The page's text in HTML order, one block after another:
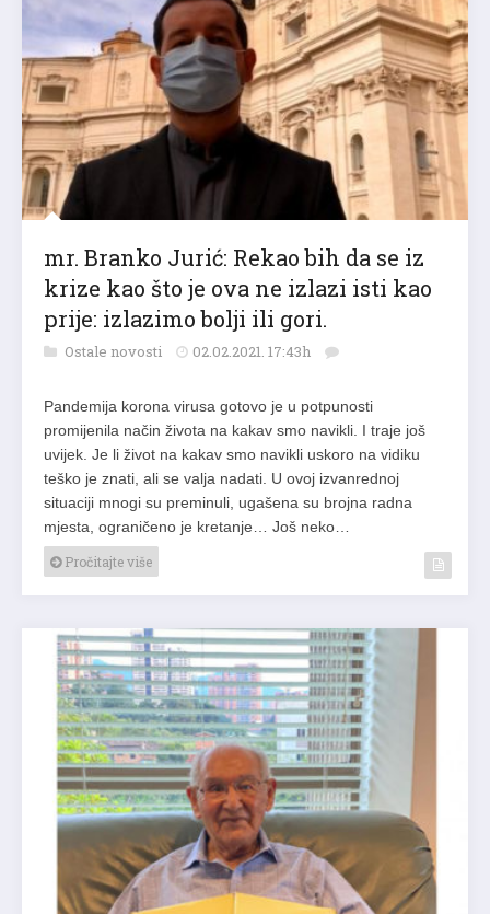
mr. Branko Jurić: Rekao bih da se iz
krize kao što je ova ne izlazi isti kao
prije: izlazimo bolji ili gori.
Ostale novosti 02.02.2021. 17:43h
Pandemija korona virusa gotovo je u potpunosti
promijenila način života na kakav smo navikli. I traje još
uvijek. Je li život na kakav smo navikli uskoro na vidiku
teško je znati, ali se valja nadati. U ovoj izvanrednoj
situaciji mnogi su preminuli, ugašena su brojna radna
mjesta, ograničeno je kretanje… Još neko…
Pročitajte više